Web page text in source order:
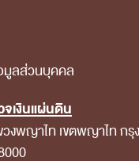
นสัญญา
รจัดซื้อจัดจ้าง หรือการจัดก
องราชการ
มูลส่วนบุคคล
เงินแผ่นดิน
งพญาไท เขตพญาไท กรุ